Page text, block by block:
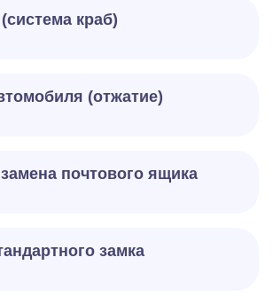
краб)
(отжатие)
почтового ящика
замка